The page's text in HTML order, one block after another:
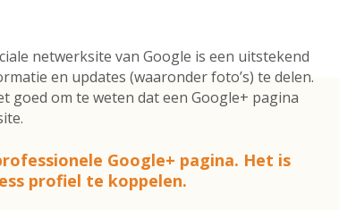
netwerksite van Google is een uitstekend
en updates (waaronder foto’s) te delen.
goed om te weten dat een Google+ pagina
Google+ pagina. Het is
profiel te koppelen.